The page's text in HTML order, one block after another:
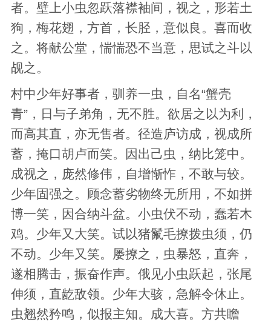
者。壁上小虫忽跃落襟袖间，视之，形若土
狗，梅花翅，方首，长胫，意似良。喜而收
之。将献公堂，惴惴恐不当意，思试之斗以
觇之。
村中少年好事者，驯养一虫，自名“蟹壳
青”，日与子弟角，无不胜。欲居之以为利，
而高其直，亦无售者。径造庐访成，视成所
蓄，掩口胡卢而笑。因出己虫，纳比笼中。
成视之，庞然修伟，自增惭怍，不敢与较。
少年固强之。顾念蓄劣物终无所用，不如拼
博一笑，因合纳斗盆。小虫伏不动，蠢若木
鸡。少年又大笑。试以猪鬣毛撩拨虫须，仍
不动。少年又笑。屡撩之，虫暴怒，直奔，
遂相腾击，振奋作声。俄见小虫跃起，张尾
伸须，直龁敌领。少年大骇，急解令休止。
虫翘然矜鸣，似报主知。成大喜。方共瞻